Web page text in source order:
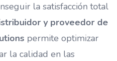
la satisfacción total
y proveedor de
permite optimizar
la calidad en las